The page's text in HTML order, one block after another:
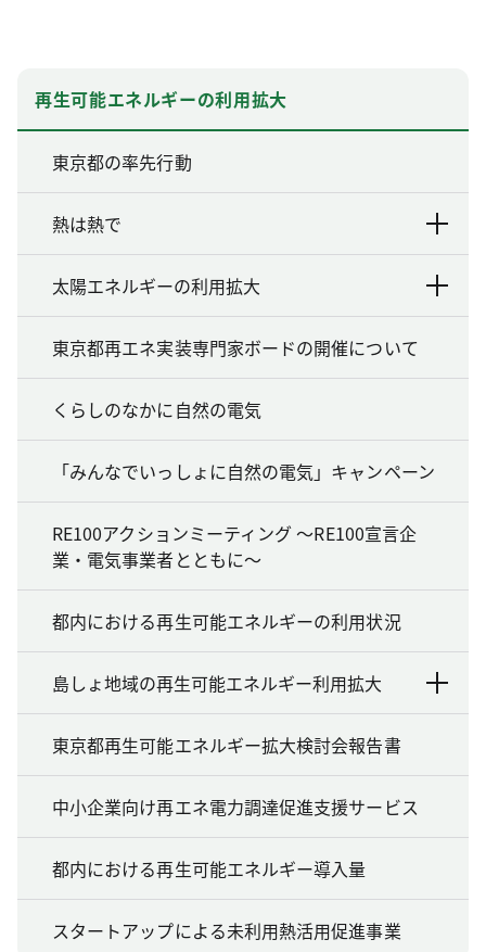
再生可能エネルギーの利用拡大
東京都の率先行動
熱は熱で
太陽エネルギーの利用拡大
東京都再エネ実装専門家ボードの開催について
くらしのなかに自然の電気
「みんなでいっしょに自然の電気」キャンペーン
RE100アクションミーティング ～RE100宣言企
業・電気事業者とともに～
都内における再生可能エネルギーの利用状況
島しょ地域の再生可能エネルギー利用拡大
東京都再生可能エネルギー拡大検討会報告書
中小企業向け再エネ電力調達促進支援サービス
都内における再生可能エネルギー導入量
スタートアップによる未利用熱活用促進事業